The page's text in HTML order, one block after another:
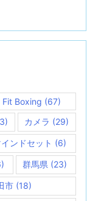
Fit Boxing (67)
カメラ (29)
ンドセット (6)
群馬県 (23)
市(18)